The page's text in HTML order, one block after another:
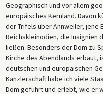
Geographisch und vor allem
europäisches Kernland. Davon
der Trifels über Annweiler, jene
Reichskleinodien, die Insignien
ließen. Besonders der Dom zu
Kirche des Abendlands erbaut,
deutschen und europäischen
Kanzlerschaft habe ich viele
Dom geführt und erlebt, wie er